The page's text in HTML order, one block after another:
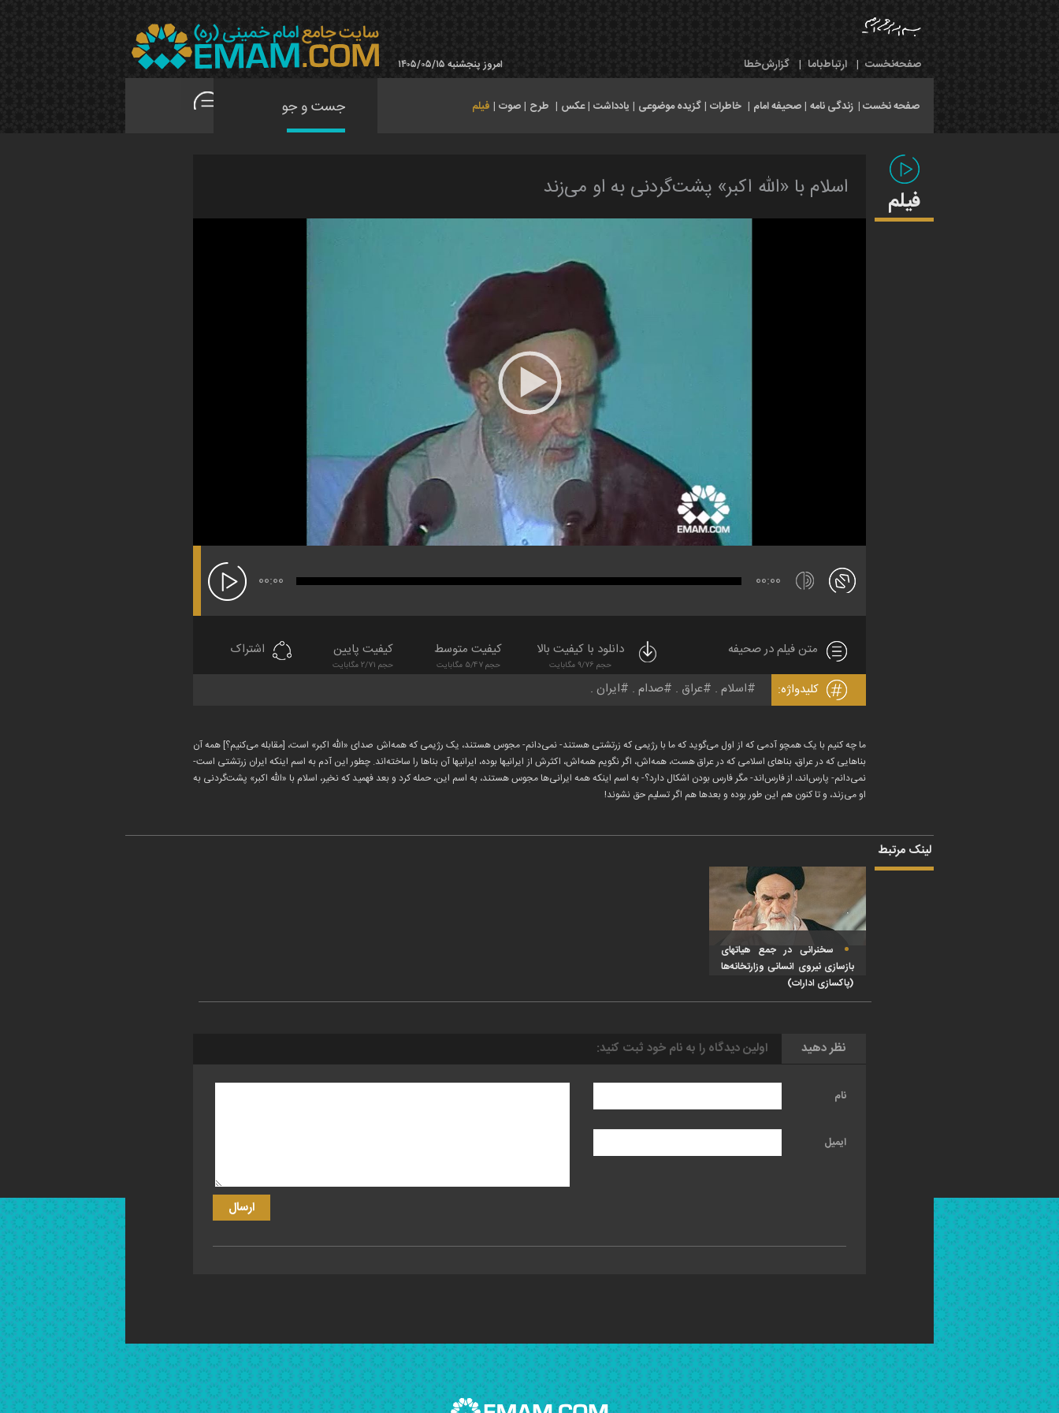
صفحه‌نخست | ارتباط‌با‌ما | گزارش‌خطا امروز پنجشنبه ۱۴۰۵/۰۵/۱۵
صفحه نخست | زندگی نامه |صحیفه امام | خاطرات |گزیده موضوعی | یادداشت |عکس | طرح |صوت | فیلم
فیلم اسلام با «الله اکبر» پشت‌گردنی به او می‌زند
00:00 00:00
متن فیلم در صحیفه دانلود با کیفیت بالا
حجم 9/76 مگابایت
کیفیت متوسط
حجم 5/47 مگابایت
کیفیت پایین
حجم 2/71 مگابایت
اشتراک
کلیدواژه: اسلام عراق صدام ایران
ما چه کنیم با یک همچو آدمی که از اول می‌گوید که ما با رژیمی که زرتشتی هستند- نمی‌دانم- مجوس هستند، یک رژیمی که همه‌اش صدای «الله اکبر» است، [مقابله می‌کنیم؟] همه آن
بناهایی که در عراق، بناهای اسلامی که در عراق هست، همه‌اش، اگر نگویم همه‌اش، اکثرش از ایرانیها بوده، ایرانیها آن بناها را ساخته‌اند. چطور این آدم به اسم اینکه ایران زرتشتی است-
نمی‌دانم- پارس‌اند، از فارس‌اند- مگر فارس بودن اشکال دارد؟- به اسم اینکه همه ایرانی‌ها مجوس هستند، به اسم این، حمله کرد و بعد فهمید که نخیر، اسلام با «الله اکبر» پشت‌گردنی به
او می‌زند، و تا کنون هم این طور بوده و بعدها هم اگر تسلیم حق نشوند!
لینک مرتبط
سخنرانی در جمع هیاتهای
بازسازی نیروی انسانی وزارتخانه‌ها
(پاکسازی ادارات)
نظر دهید اولین دیدگاه را به نام خود ثبت کنید:
نام
ایمیل